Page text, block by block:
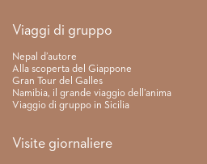
Link rapidi
Viaggi di gruppo
Nepal d’autore
Alla scoperta del Giappone
Gran Tour del Galles
Namibia, il grande viaggio dell’anima
Viaggio di gruppo in Sicilia
Visite giornaliere